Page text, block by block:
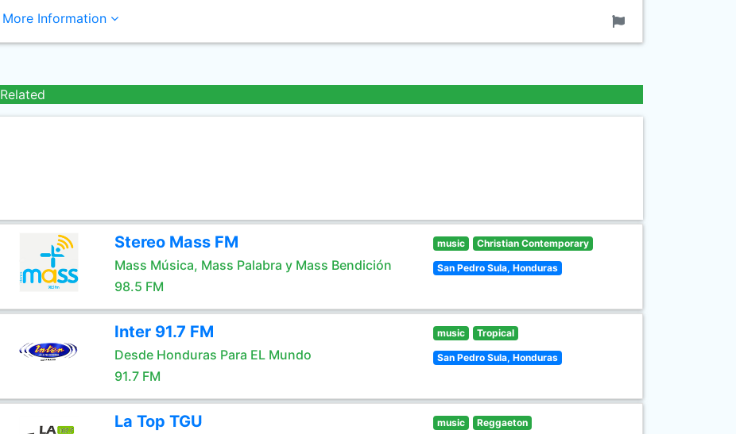
More Information
Related
Stereo Mass FM
Mass Música, Mass Palabra y Mass Bendición
98.5 FM
music Christian Contemporary
San Pedro Sula, Honduras
Inter 91.7 FM
Desde Honduras Para EL Mundo
91.7 FM
music Tropical
San Pedro Sula, Honduras
La Top TGU music Reggaeton